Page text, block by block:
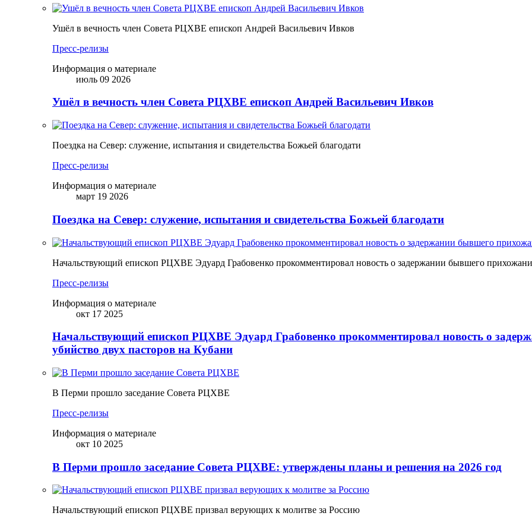
Ушёл в вечность член Совета РЦХВЕ епископ Андрей Васильевич Ивков
Пресс-релизы
Информация о материале
июль 09 2026
Ушёл в вечность член Совета РЦХВЕ епископ Андрей Васильевич Ивков
Поездка на Север: служение, испытания и свидетельства Божьей благодати
Пресс-релизы
Информация о материале
март 19 2026
Поездка на Север: служение, испытания и свидетельства Божьей благодати
Начальствующий епископ РЦХВЕ Эдуард Грабовенко прокомментировал новость о задержании бывшего
Пресс-релизы
Информация о материале
окт 17 2025
Начальствующий епископ РЦХВЕ Эдуард Грабовенко прокомментировал новость о
убийство двух пасторов на Кубани
В Перми прошло заседание Совета РЦХВЕ
Пресс-релизы
Информация о материале
окт 10 2025
В Перми прошло заседание Совета РЦХВЕ: утверждены планы и решения на 2026 год
Начальствующий епископ РЦХВЕ призвал верующих к молитве за Россию